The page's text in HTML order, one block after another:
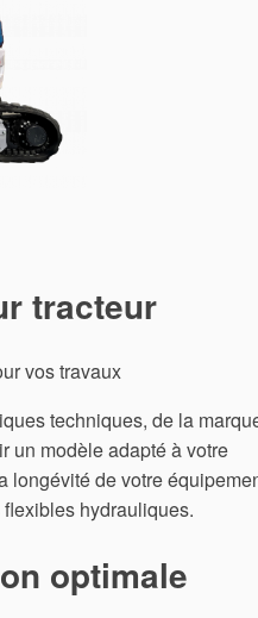
tracteur
techniques, de la
un modèle adapté à votre
longévité de votre
hydrauliques.
optimale